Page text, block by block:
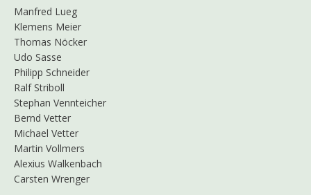
Manfred Lueg
Klemens Meier
Thomas Nöcker
Udo Sasse
Philipp Schneider
Ralf Striboll
Stephan Vennteicher
Bernd Vetter
Michael Vetter
Martin Vollmers
Alexius Walkenbach
Carsten Wrenger